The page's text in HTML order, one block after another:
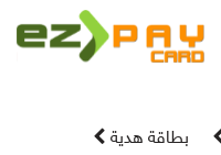
بطاقة هدية